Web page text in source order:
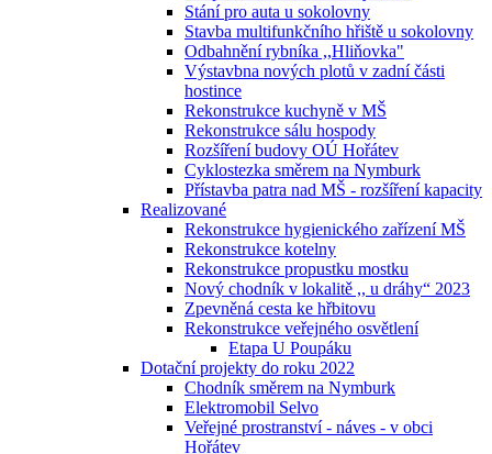
Stání pro auta u sokolovny
Stavba multifunkčního hřiště u sokolovny
Odbahnění rybníka ,,Hliňovka"
Výstavbna nových plotů v zadní části
hostince
Rekonstrukce kuchyně v MŠ
Rekonstrukce sálu hospody
Rozšíření budovy OÚ Hořátev
Cyklostezka směrem na Nymburk
Přístavba patra nad MŠ - rozšíření kapacity
Realizované
Rekonstrukce hygienického zařízení MŠ
Rekonstrukce kotelny
Rekonstrukce propustku mostku
Nový chodník v lokalitě ,, u dráhy“ 2023
Zpevněná cesta ke hřbitovu
Rekonstrukce veřejného osvětlení
Etapa U Poupáku
Dotační projekty do roku 2022
Chodník směrem na Nymburk
Elektromobil Selvo
Veřejné prostranství - náves - v obci
Hořátev